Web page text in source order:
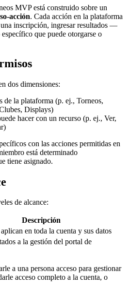
MVP está construido sobre un
acción. Cada acción en la plataforma
inscripción, ingresar resultados —
que puede otorgarse o
dos dimensiones:
de la plataforma (p. ej., Torneos,
Displays)
hacer con un recurso (p. ej., Ver,
con las acciones permitidas en
está determinado
tiene asignado.
de alcance:
Descripción
en toda la cuenta y sus datos
a la gestión del portal de
a una persona acceso para gestionar
acceso completo a la cuenta, o